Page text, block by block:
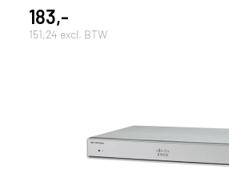
183,-
151,24 excl. BTW